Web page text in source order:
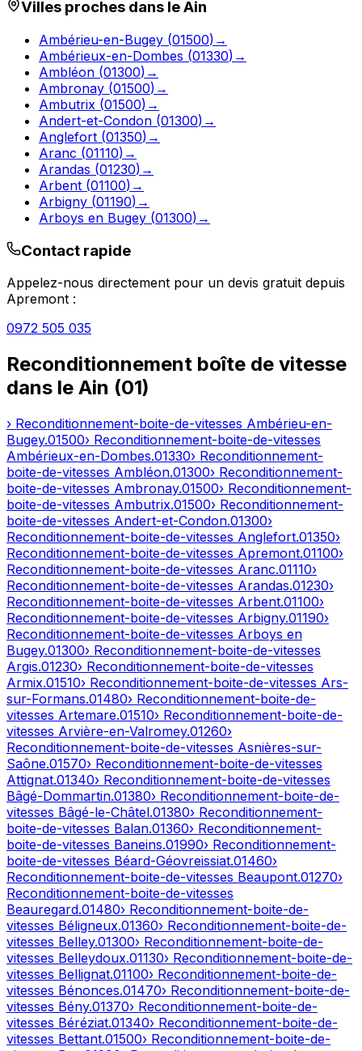
Villes proches dans leAin
Ambérieu-en-Bugey (01500) →
Ambérieux-en-Dombes (01330) →
Ambléon (01300) →
Ambronay (01500) →
Ambutrix (01500) →
Andert-et-Condon (01300) →
Anglefort (01350) →
Aranc (01110) →
Arandas (01230) →
Arbent (01100) →
Arbigny (01190) →
Arboys en Bugey (01300) →
Contact rapide
Appelez-nous directement pour un devis gratuit depuis
Apremont :
0972 505 035
Reconditionnement boîte de vitesse
dans le Ain (01)
› Reconditionnement-boite-de-vitesses Ambérieu-en-
Bugey.01500› Reconditionnement-boite-de-vitesses
Ambérieux-en-Dombes.01330› Reconditionnement-
boite-de-vitesses Ambléon.01300› Reconditionnement-
boite-de-vitesses Ambronay.01500› Reconditionnement-
boite-de-vitesses Ambutrix.01500› Reconditionnement-
boite-de-vitesses Andert-et-Condon.01300›
Reconditionnement-boite-de-vitesses Anglefort.01350›
Reconditionnement-boite-de-vitesses Apremont.01100›
Reconditionnement-boite-de-vitesses Aranc.01110›
Reconditionnement-boite-de-vitesses Arandas.01230›
Reconditionnement-boite-de-vitesses Arbent.01100›
Reconditionnement-boite-de-vitesses Arbigny.01190›
Reconditionnement-boite-de-vitesses Arboys en
Bugey.01300› Reconditionnement-boite-de-vitesses
Argis.01230› Reconditionnement-boite-de-vitesses
Armix.01510› Reconditionnement-boite-de-vitesses Ars-
sur-Formans.01480› Reconditionnement-boite-de-
vitesses Artemare.01510› Reconditionnement-boite-de-
vitesses Arvière-en-Valromey.01260›
Reconditionnement-boite-de-vitesses Asnières-sur-
Saône.01570› Reconditionnement-boite-de-vitesses
Attignat.01340› Reconditionnement-boite-de-vitesses
Bâgé-Dommartin.01380› Reconditionnement-boite-de-
vitesses Bâgé-le-Châtel.01380› Reconditionnement-
boite-de-vitesses Balan.01360› Reconditionnement-
boite-de-vitesses Baneins.01990› Reconditionnement-
boite-de-vitesses Béard-Géovreissiat.01460›
Reconditionnement-boite-de-vitesses Beaupont.01270›
Reconditionnement-boite-de-vitesses
Beauregard.01480› Reconditionnement-boite-de-
vitesses Béligneux.01360› Reconditionnement-boite-de-
vitesses Belley.01300› Reconditionnement-boite-de-
vitesses Belleydoux.01130› Reconditionnement-boite-de-
vitesses Bellignat.01100› Reconditionnement-boite-de-
vitesses Bénonces.01470› Reconditionnement-boite-de-
vitesses Bény.01370› Reconditionnement-boite-de-
vitesses Béréziat.01340› Reconditionnement-boite-de-
vitesses Bettant.01500› Reconditionnement-boite-de-